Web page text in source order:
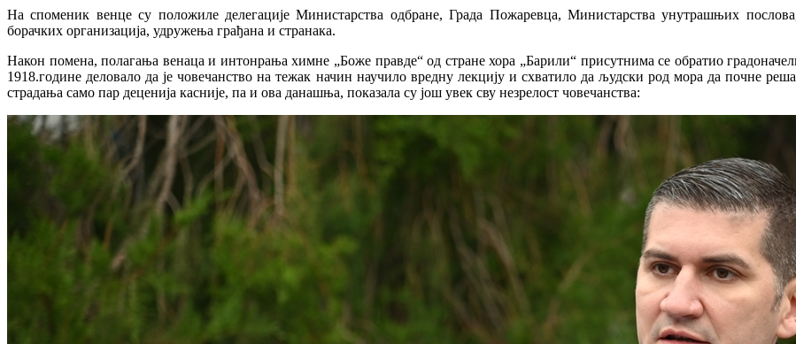
На споменик венце су положиле делегације Министарства одбране, Града Пожаревца, Министарства унутрашњих
борачких организација, удружења грађана и странака.
Након помена, полагања венаца и интонрања химне „Боже правде“ од стране хора „Барили“ присутнима се обратио
1918.године деловало да је човечанство на тежак начин научило вредну лекцију и схватило да људски род мора да почне
страдања само пар деценија касније, па и ова данашња, показала су још увек сву незрелост човечанства: